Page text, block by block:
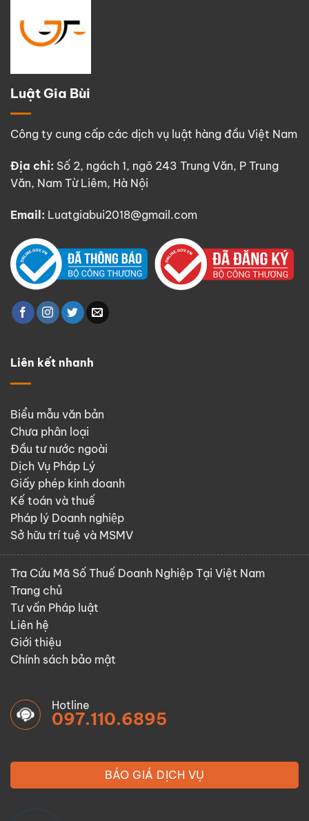
Luật Gia Bùi
Công ty cung cấp các dịch vụ luật hàng đầu Việt Nam
Địa chỉ: Số 2, ngách 1, ngõ 243 Trung Văn, P Trung
Văn, Nam Từ Liêm, Hà Nội
Email: Luatgiabui2018@gmail.com
Liên kết nhanh
Biểu mẫu văn bản
Chưa phân loại
Đầu tư nước ngoài
Dịch Vụ Pháp Lý
Giấy phép kinh doanh
Kế toán và thuế
Pháp lý Doanh nghiệp
Sở hữu trí tuệ và MSMV
Tra Cứu Mã Số Thuế Doanh Nghiệp Tại Việt Nam
Trang chủ
Tư vấn Pháp luật
Liên hệ
Giới thiệu
Chính sách bảo mật
Hotline
097.110.6895
BÁO GIÁ DỊCH VỤ